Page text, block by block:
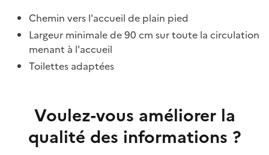
Chemin vers l'accueil de plain pied
Largeur minimale de 90 cm sur toute la circulation
menant à l'accueil
Toilettes adaptées
Voulez-vous améliorer la
qualité des informations ?